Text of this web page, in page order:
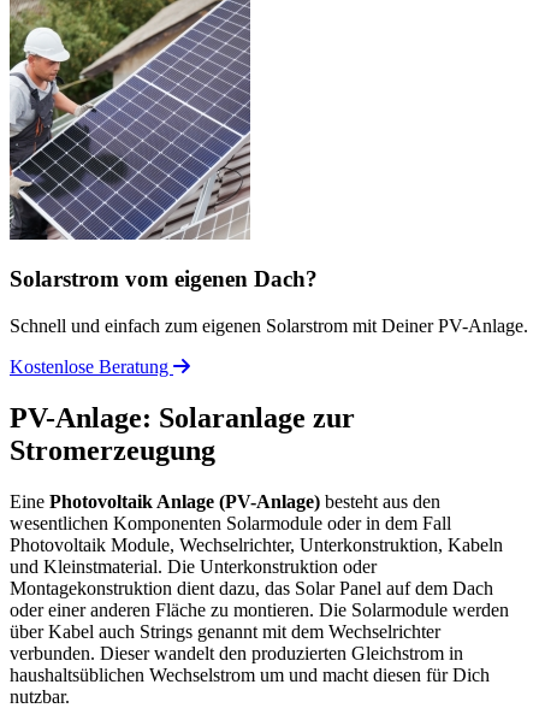
Solarstrom vom eigenen Dach?
Schnell und einfach zum eigenen Solarstrom mit Deiner PV-Anlage.
Kostenlose Beratung
PV-Anlage: Solaranlage zur
Stromerzeugung
Eine Photovoltaik Anlage (PV-Anlage) besteht aus den
wesentlichen Komponenten Solarmodule oder in dem Fall
Photovoltaik Module, Wechselrichter, Unterkonstruktion, Kabeln
und Kleinstmaterial. Die Unterkonstruktion oder
Montagekonstruktion dient dazu, das Solar Panel auf dem Dach
oder einer anderen Fläche zu montieren. Die Solarmodule werden
über Kabel auch Strings genannt mit dem Wechselrichter
verbunden. Dieser wandelt den produzierten Gleichstrom in
haushaltsüblichen Wechselstrom um und macht diesen für Dich
nutzbar.